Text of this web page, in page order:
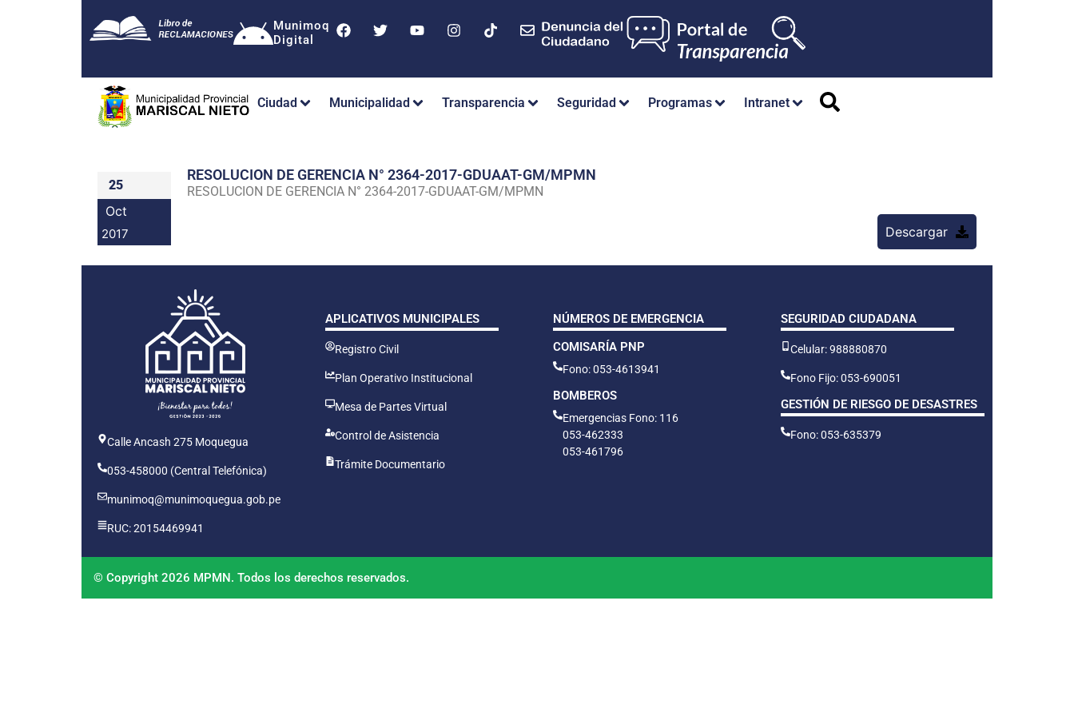
Munimoq
Digital
Ciudad Municipalidad Transparencia Seguridad Programas Intranet
25
Oct
2017
RESOLUCION DE GERENCIA N° 2364-2017-GDUAAT-GM/MPMN
RESOLUCION DE GERENCIA N° 2364-2017-GDUAAT-GM/MPMN
Descargar
Calle Ancash 275 Moquegua
053-458000 (Central Telefónica)
munimoq@munimoquegua.gob.pe
RUC: 20154469941
APLICATIVOS MUNICIPALES
Registro Civil
Plan Operativo Institucional
Mesa de Partes Virtual
Control de Asistencia
Trámite Documentario
NÚMEROS DE EMERGENCIA
COMISARÍA PNP
Fono: 053-4613941
BOMBEROS
Emergencias Fono: 116
053-462333
053-461796
SEGURIDAD CIUDADANA
Celular: 988880870
Fono Fijo: 053-690051
GESTIÓN DE RIESGO DE DESASTRES
Fono: 053-635379
© Copyright 2026 MPMN. Todos los derechos reservados.